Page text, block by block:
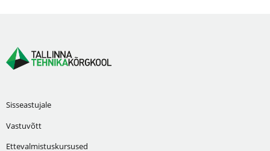
Sisseastujale
Vastuvõtt
Ettevalmistuskursused